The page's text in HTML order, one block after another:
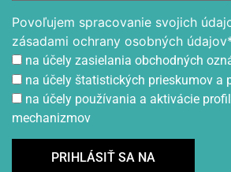
Povoľujem spracovanie svojich
zásadami ochrany osobných
na účely zasielania obchodných
na účely štatistických prieskumov a
na účely používania a aktivácie
mechanizmov